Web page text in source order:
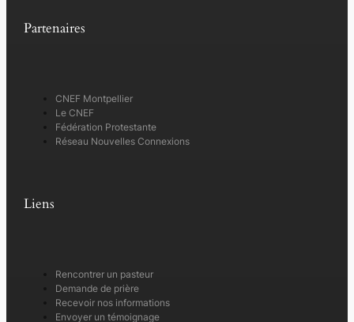
Partenaires
CNEF Montpellier
Le CNEF
Fédération Protestante
Réseau Nouvelles Connexions
Liens
Rencontrer un pasteur
Demande de prière
Recevoir nos informations
Envoyer un témoignage